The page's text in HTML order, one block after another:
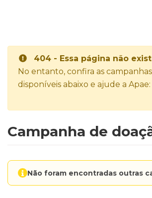
404 - Essa página não
No entanto, confira as
disponíveis abaixo e ajude a Apae:
Campanha de
Não foram encontradas outras